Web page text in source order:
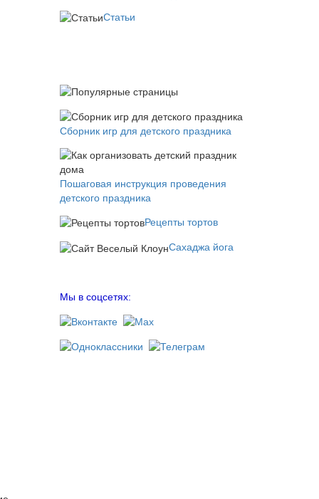
Статьи
Сборник игр для детского праздника
Пошаговая инструкция проведения
детского праздника
Рецепты тортов
Сахаджа йога
Мы в соцсетях: